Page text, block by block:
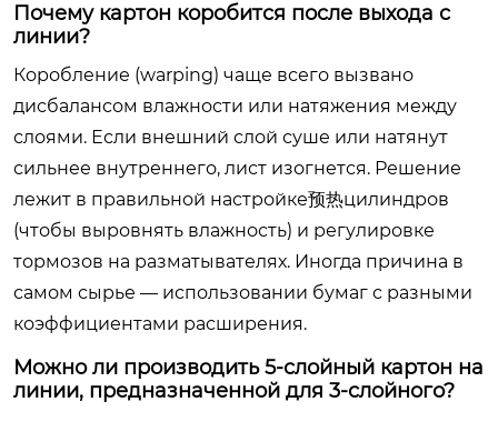
Почему картон коробится после выхода с
линии?
Коробление (warping) чаще всего вызвано
дисбалансом влажности или натяжения между
слоями. Если внешний слой суше или натянут
сильнее внутреннего, лист изогнется. Решение
лежит в правильной настройке预热цилиндров
(чтобы выровнять влажность) и регулировке
тормозов на разматывателях. Иногда причина в
самом сырье — использовании бумаг с разными
коэффициентами расширения.
Можно ли производить 5-слойный картон на
линии, предназначенной для 3-слойного?